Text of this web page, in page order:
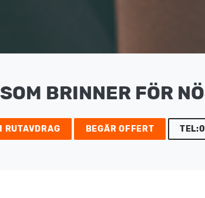
BRINNER FÖR
RUTAVDRAG BEGÄR OFFERT